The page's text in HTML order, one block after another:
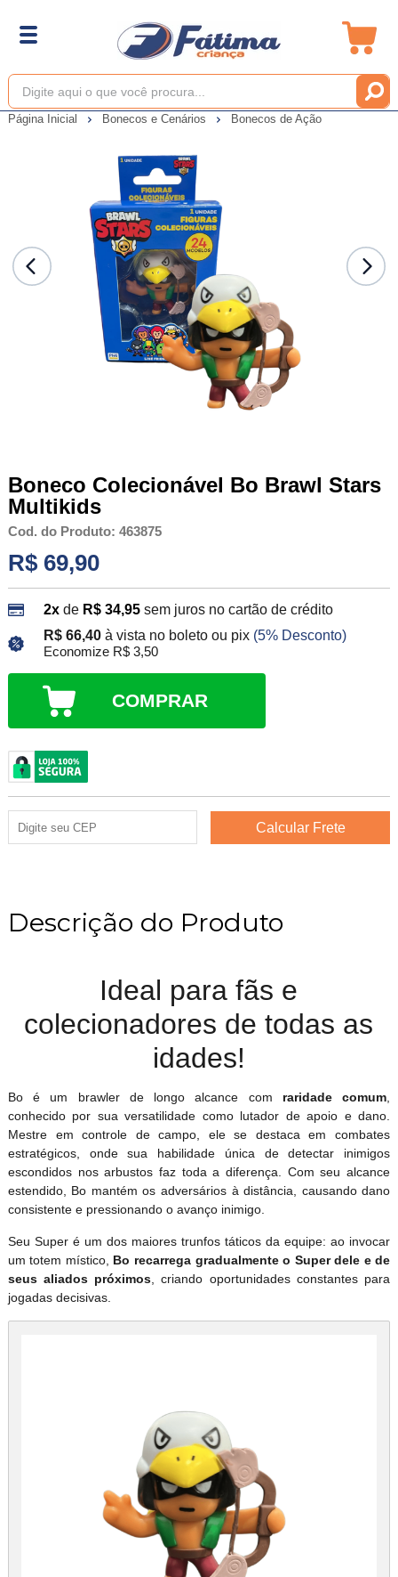
Página Inicial Bonecos e Cenários Bonecos de Ação
Boneco Colecionável Bo Brawl Stars
Multikids
Cod. do Produto: 463875
R$ 69,90
2xde R$ 34,95 sem juros no cartão de crédito
R$ 66,40 à vista no boleto ou pix (5% Desconto)
Economize R$ 3,50
COMPRAR
Descrição do Produto
Ideal para fãs e
colecionadores de todas as
idades!
Bo é um brawler de longo alcance com raridade comum,
conhecido por sua versatilidade como lutador de apoio e dano.
Mestre em controle de campo, ele se destaca em combates
estratégicos, onde sua habilidade única de detectar inimigos
escondidos nos arbustos faz toda a diferença. Com seu alcance
estendido, Bo mantém os adversários à distância, causando dano
consistente e pressionando o avanço inimigo.
Seu Super é um dos maiores trunfos táticos da equipe: ao invocar
um totem místico, Bo recarrega gradualmente o Super dele e de
seus aliados próximos, criando oportunidades constantes para
jogadas decisivas.